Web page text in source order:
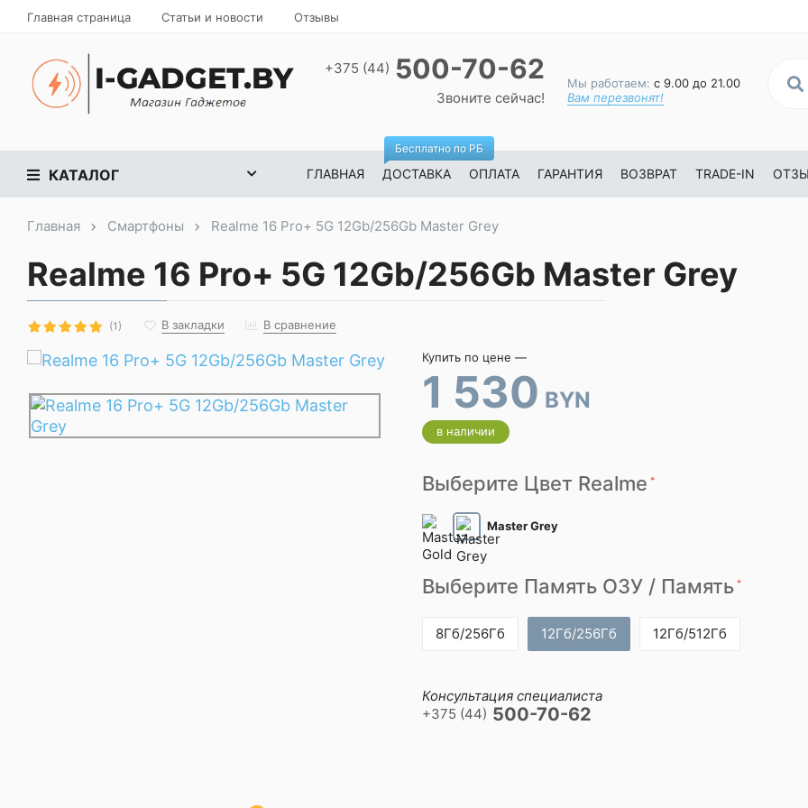
Главная страница Статьи и новости Отзывы
+375 (44) 500-70-62
Звоните сейчас!
Мы работаем: с 9.00 до 21.00
Вам перезвонят!
КАТАЛОГ ГЛАВНАЯ ДОСТАВКА
Бесплатно по РБ
ОПЛАТА ГАРАНТИЯ ВОЗВРАТ TRADE-IN
Главная Смартфоны Realme 16 Pro+ 5G 12Gb/256Gb Master Grey
Realme 16 Pro+ 5G 12Gb/256Gb Master Grey
(1) В закладки В сравнение
Купить по цене —
1 530 BYN
в наличии
Выберите Цвет Realme *
Master Grey
Выберите Память ОЗУ / Память *
8Гб/256Гб 12Гб/256Гб 12Гб/512Гб
Консультация специалиста
+375 (44) 500-70-62